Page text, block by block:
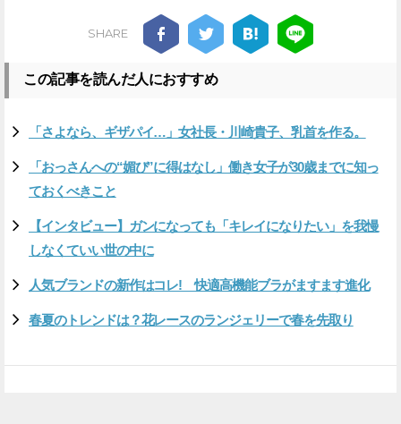
SHARE
この記事を読んだ人におすすめ
「さよなら、ギザパイ…」女社長・川崎貴子、乳首を作る。
「おっさんへの“媚び”に得はなし」働き女子が30歳までに知っ
ておくべきこと
【インタビュー】ガンになっても「キレイになりたい」を我慢
しなくていい世の中に
人気ブランドの新作はコレ! 快適高機能ブラがますます進化
春夏のトレンドは？花レースのランジェリーで春を先取り